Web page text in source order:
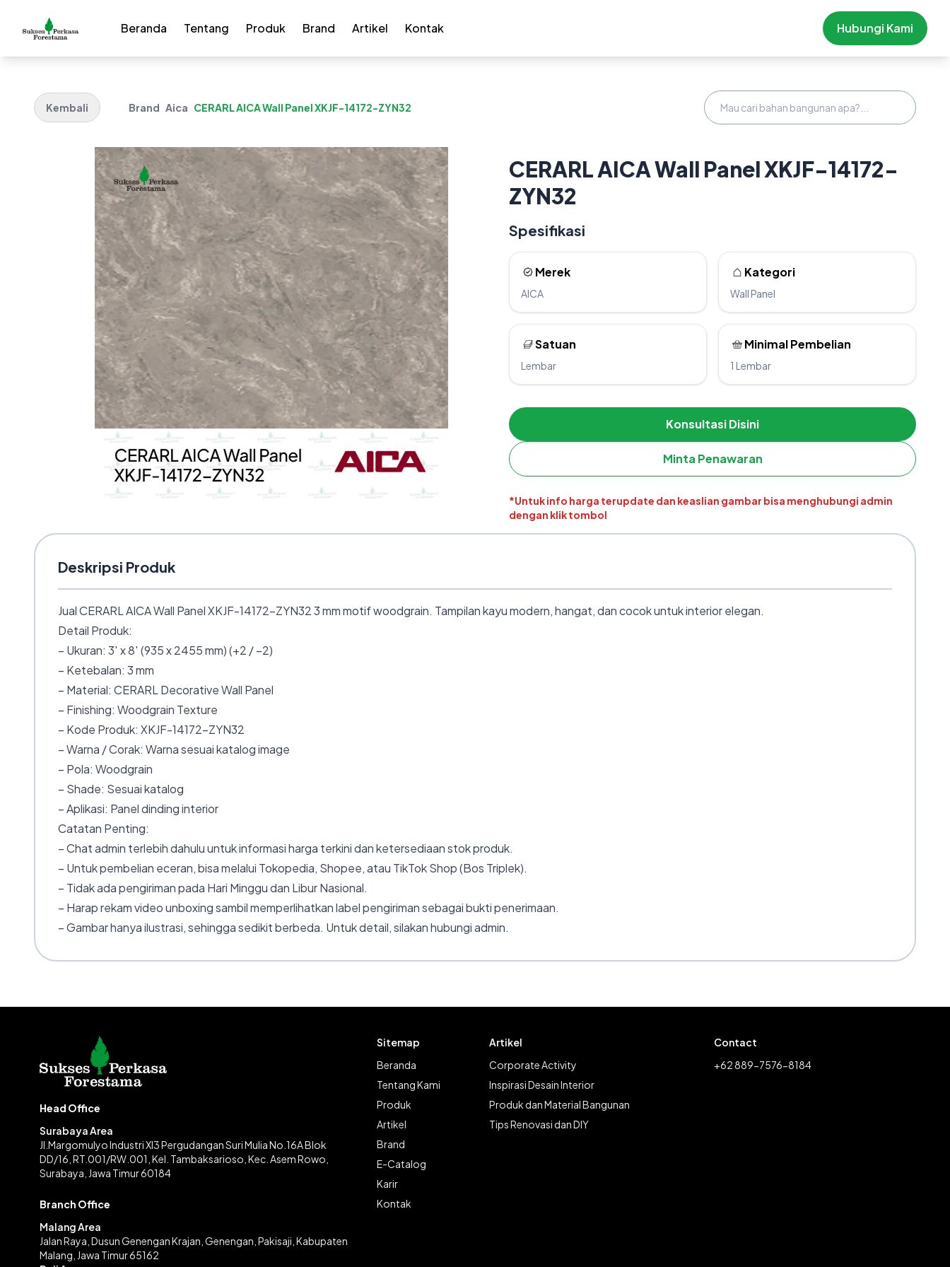
Beranda Tentang Produk Brand Artikel Kontak Hubungi Kami
Kembali Brand Aica CERARL AICA Wall Panel XKJF-14172-ZYN32
CERARL AICA Wall Panel XKJF-14172-
ZYN32
Spesifikasi
Merek
AICA
Kategori
Wall Panel
Satuan
Lembar
Minimal Pembelian
1 Lembar
Konsultasi Disini
Minta Penawaran
*Untuk info harga terupdate dan keaslian gambar bisa menghubungi admin
dengan klik tombol
Deskripsi Produk
Jual CERARL AICA Wall Panel XKJF-14172-ZYN32 3 mm motif woodgrain. Tampilan kayu modern, hangat, dan cocok untuk interior elegan.
Detail Produk:
– Ukuran: 3′ x 8′ (935 x 2455 mm) (+2 / −2)
– Ketebalan: 3 mm
– Material: CERARL Decorative Wall Panel
– Finishing: Woodgrain Texture
– Kode Produk: XKJF-14172-ZYN32
– Warna / Corak: Warna sesuai katalog image
– Pola: Woodgrain
– Shade: Sesuai katalog
– Aplikasi: Panel dinding interior
Catatan Penting:
– Chat admin terlebih dahulu untuk informasi harga terkini dan ketersediaan stok produk.
– Untuk pembelian eceran, bisa melalui Tokopedia, Shopee, atau TikTok Shop (Bos Triplek).
– Tidak ada pengiriman pada Hari Minggu dan Libur Nasional.
– Harap rekam video unboxing sambil memperlihatkan label pengiriman sebagai bukti penerimaan.
– Gambar hanya ilustrasi, sehingga sedikit berbeda. Untuk detail, silakan hubungi admin.
Head Office
Surabaya Area
Jl.Margomulyo Industri XI3 Pergudangan Suri Mulia No.16A Blok
DD/16, RT.001/RW.001, Kel. Tambaksarioso, Kec. Asem Rowo,
Surabaya, Jawa Timur 60184
Branch Office
Malang Area
Jalan Raya, Dusun Genengan Krajan, Genengan, Pakisaji, Kabupaten
Malang, Jawa Timur 65162
Sitemap
Beranda
Tentang Kami
Produk
Artikel
Brand
E-Catalog
Karir
Kontak
Artikel
Corporate Activity
Inspirasi Desain Interior
Produk dan Material Bangunan
Tips Renovasi dan DIY
Contact
+62 889-7576-8184